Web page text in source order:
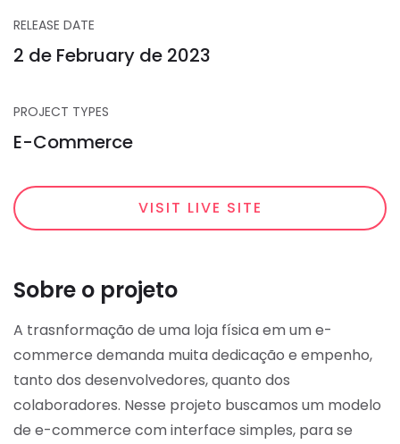
RELEASE DATE
2 de February de 2023
PROJECT TYPES
E-Commerce
VISIT LIVE SITE
Sobre o projeto
A trasnformação de uma loja física em um e-
commerce demanda muita dedicação e empenho,
tanto dos desenvolvedores, quanto dos
colaboradores. Nesse projeto buscamos um modelo
de e-commerce com interface simples, para se